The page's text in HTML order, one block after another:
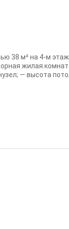
38 м² на 4-м
жилая
— высота